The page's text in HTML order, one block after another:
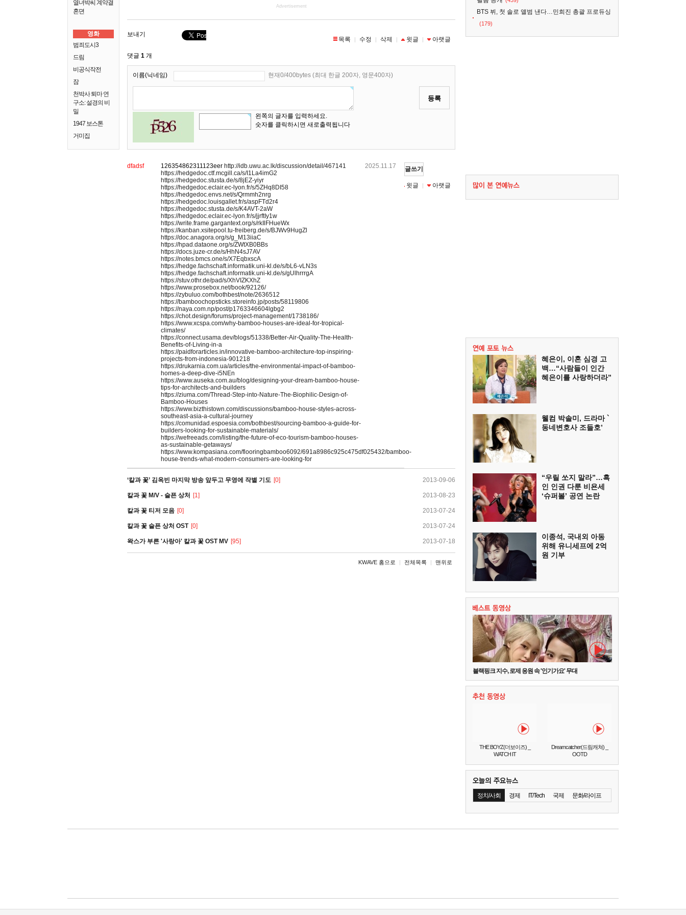
열녀박씨 계약결
혼뎐
영화
범죄도시3
드림
비공식작전
잠
천박사 퇴마 연
구소: 설경의 비
밀
1947 보스톤
거미집
Advertisement
보내기
목록 | 수정 | 삭제 | 윗글 | 아랫글
댓글 1 개
이름(닉네임) 현재0/400bytes (최대 한글 200자, 영문400자)
등록
왼쪽의 글자를 입력하세요.
숫자를 클릭하시면 새로출력됩니다
dfadsf 126354862311123eer http://idb.uwu.ac.lk/discussion/detail/467141
https://hedgedoc.ctf.mcgill.ca/s/I1La4imG2
https://hedgedoc.stusta.de/s/8jEZ-yiyr
https://hedgedoc.eclair.ec-lyon.fr/s/5ZHq8DI58
https://hedgedoc.envs.net/s/Qrmmh2nrg
https://hedgedoc.louisgallet.fr/s/aspFTd2r4
https://hedgedoc.stusta.de/s/K4AVT-2aW
https://hedgedoc.eclair.ec-lyon.fr/s/jjrftIy1w
https://write.frame.gargantext.org/s/rkIlFHueWx
https://kanban.xsitepool.tu-freiberg.de/s/BJWv9HugZl
https://doc.anagora.org/s/g_M13iiaC
https://hpad.dataone.org/s/ZWtXB0BBs
https://docs.juze-cr.de/s/HhN4sJ7AV
https://notes.bmcs.one/s/X7EqbxscA
https://hedge.fachschaft.informatik.uni-kl.de/s/bL6-vLN3s
https://hedge.fachschaft.informatik.uni-kl.de/s/gUlhrrrgA
https://stuv.othr.de/pad/s/XhVIZKXhZ
https://www.prosebox.net/book/92126/
https://zybuluo.com/bothbest/note/2636512
https://bamboochopsticks.storeinfo.jp/posts/58119806
https://naya.com.np/post/p1763346604lgbg2
https://chot.design/forums/project-management/1738186/
https://www.xcspa.com/why-bamboo-houses-are-ideal-for-tropical-
climates/
https://connect.usama.dev/blogs/51338/Better-Air-Quality-The-Health-
Benefits-of-Living-in-a
https://paidforarticles.in/innovative-bamboo-architecture-top-inspiring-
projects-from-indonesia-901218
https://drukarnia.com.ua/articles/the-environmental-impact-of-bamboo-
homes-a-deep-dive-i5NEn
https://www.auseka.com.au/blog/designing-your-dream-bamboo-house-
tips-for-architects-and-builders
https://ziuma.com/Thread-Step-into-Nature-The-Biophilic-Design-of-
Bamboo-Houses
https://www.bizthistown.com/discussions/bamboo-house-styles-across-
southeast-asia-a-cultural-journey
https://comunidad.espoesia.com/bothbest/sourcing-bamboo-a-guide-for-
builders-looking-for-sustainable-materials/
https://wefreeads.com/listing/the-future-of-eco-tourism-bamboo-houses-
as-sustainable-getaways/
https://www.kompasiana.com/flooringbamboo6092/691a8986c925c475df025432/bamboo-
house-trends-what-modern-consumers-are-looking-for
2025.11.17 글쓰기
윗글 | 아랫글
‘칼과 꽃’ 김옥빈 마지막 방송 앞두고 무영에 작별 기도 [0] 2013-09-06
칼과 꽃 M/V - 슬픈 상처 [1] 2013-08-23
칼과 꽃 티저 모음 [0] 2013-07-24
칼과 꽃 슬픈 상처 OST [0] 2013-07-24
왁스가 부른 '사랑아' 칼과 꽃 OST MV [95] 2013-07-18
KWAVE 홈으로 | 전체목록 | 맨위로
BTS 뷔, 첫 솔로 앨범 낸다…민희진 총괄 프로듀싱
(179)
혜은이, 이혼 심경 고
백…“사람들이 인간
혜은이를 사랑하더라”
웰컴 박솔미, 드라마 `
동네변호사 조들호’
“우릴 쏘지 말라”…흑
인 인권 다룬 비욘세
‘슈퍼볼’ 공연 논란
이종석, 국내외 아동
위해 유니세프에 2억
원 기부
블랙핑크 지수, 로제 응원 속 '인기가요' 무대
THE BOYZ(더보이즈) _
WATCH IT
Dreamcatcher(드림캐쳐) _
OOTD
정치/사회 경제 IT/Tech 국제 문화/라이프